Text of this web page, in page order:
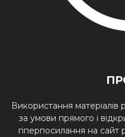
Використання
за умови прямого і
гіперпосилання на сайт